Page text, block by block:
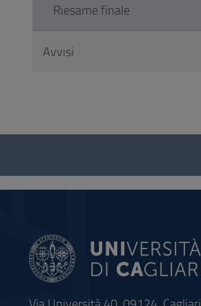
Riesame finale
Avvisi
Questionario
social